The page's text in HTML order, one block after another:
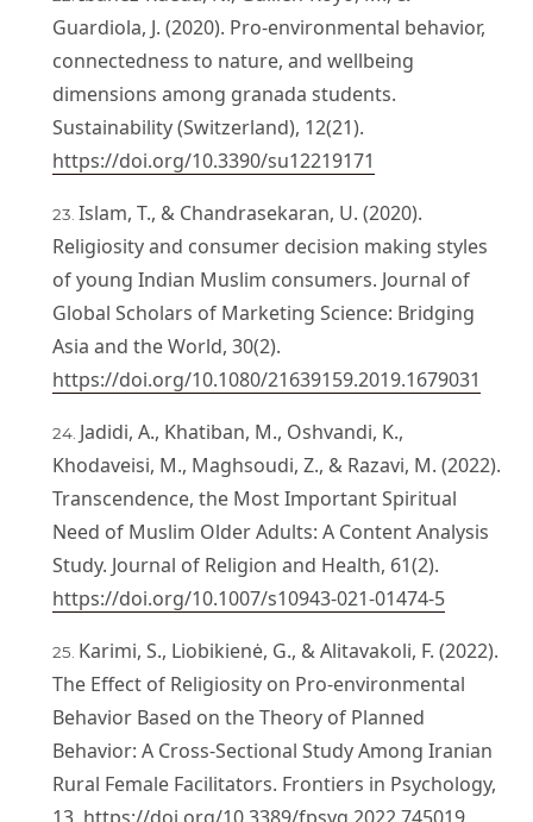
Guardiola, J. (2020). Pro-environmental behavior,
connectedness to nature, and wellbeing
dimensions among granada students.
Sustainability (Switzerland), 12(21).
https://doi.org/10.3390/su12219171
Islam, T., & Chandrasekaran, U. (2020).
Religiosity and consumer decision making styles
of young Indian Muslim consumers. Journal of
Global Scholars of Marketing Science: Bridging
Asia and the World, 30(2).
https://doi.org/10.1080/21639159.2019.1679031
Jadidi, A., Khatiban, M., Oshvandi, K.,
Khodaveisi, M., Maghsoudi, Z., & Razavi, M. (2022).
Transcendence, the Most Important Spiritual
Need of Muslim Older Adults: A Content Analysis
Study. Journal of Religion and Health, 61(2).
https://doi.org/10.1007/s10943-021-01474-5
Karimi, S., Liobikienė, G., & Alitavakoli, F. (2022).
The Effect of Religiosity on Pro-environmental
Behavior Based on the Theory of Planned
Behavior: A Cross-Sectional Study Among Iranian
Rural Female Facilitators. Frontiers in Psychology,